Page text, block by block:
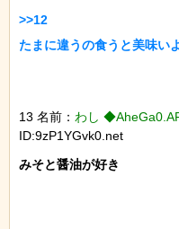
>>12
たまに違うの食うと美味い
13 名前： わし
ID:9zP1YGvk0.net
みそと醤油が好き